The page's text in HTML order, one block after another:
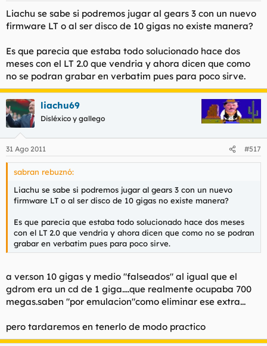
Liachu se sabe si podremos jugar al gears 3 con un nuevo
firmware LT o al ser disco de 10 gigas no existe manera?
Es que parecia que estaba todo solucionado hace dos
meses con el LT 2.0 que vendria y ahora dicen que como
no se podran grabar en verbatim pues para poco sirve.
liachu69
Disléxico y gallego
31 Ago 2011 #517
sabran rebuznó:
Liachu se sabe si podremos jugar al gears 3 con un nuevo
firmware LT o al ser disco de 10 gigas no existe manera?
Es que parecia que estaba todo solucionado hace dos meses
con el LT 2.0 que vendria y ahora dicen que como no se podran
grabar en verbatim pues para poco sirve.
a ver.son 10 gigas y medio "falseados" al igual que el
gdrom era un cd de 1 giga....que realmente ocupaba 700
megas.saben "por emulacion"como eliminar ese extra...
pero tardaremos en tenerlo de modo practico